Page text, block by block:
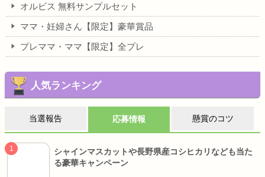
オルビス 無料サンプルセット
ママ・妊婦さん【限定】豪華賞品
プレママ・ママ【限定】全プレ
人気ランキング
当選報告 応募情報 懸賞のコツ
シャインマスカットや長野県産コシヒカリなども当た
る豪華キャンペーン